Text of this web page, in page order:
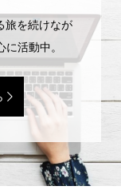
旅を続けなが
活動中。